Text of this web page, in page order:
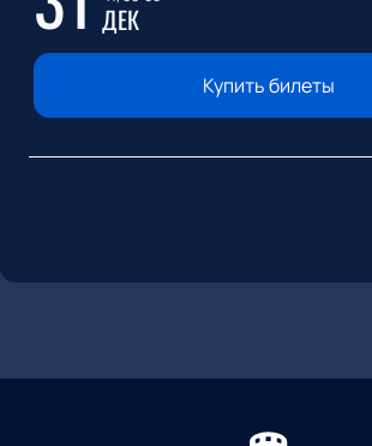
ДЕК
Купить билеты